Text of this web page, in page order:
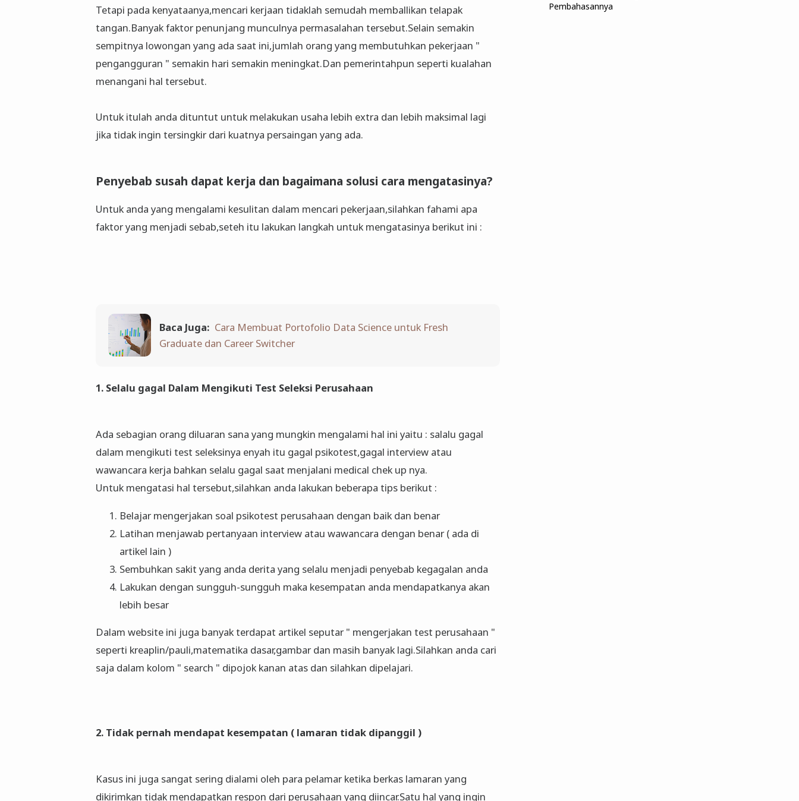
Tetapi pada kenyataanya,mencari kerjaan tidaklah semudah memballikan telapak
tangan.Banyak faktor penunjang munculnya permasalahan tersebut.Selain semakin
sempitnya lowongan yang ada saat ini,jumlah orang yang membutuhkan pekerjaan "
pengangguran " semakin hari semakin meningkat.Dan pemerintahpun seperti kualahan
menangani hal tersebut.
Untuk itulah anda dituntut untuk melakukan usaha lebih extra dan lebih maksimal lagi
jika tidak ingin tersingkir dari kuatnya persaingan yang ada.
Penyebab susah dapat kerja dan bagaimana solusi cara mengatasinya?
Untuk anda yang mengalami kesulitan dalam mencari pekerjaan,silahkan fahami apa
faktor yang menjadi sebab,seteh itu lakukan langkah untuk mengatasinya berikut ini :
Baca Juga: Cara Membuat Portofolio Data Science untuk Fresh
Graduate dan Career Switcher
1. Selalu gagal Dalam Mengikuti Test Seleksi Perusahaan
Ada sebagian orang diluaran sana yang mungkin mengalami hal ini yaitu : salalu gagal
dalam mengikuti test seleksinya enyah itu gagal psikotest,gagal interview atau
wawancara kerja bahkan selalu gagal saat menjalani medical chek up nya.
Untuk mengatasi hal tersebut,silahkan anda lakukan beberapa tips berikut :
Belajar mengerjakan soal psikotest perusahaan dengan baik dan benar
Latihan menjawab pertanyaan interview atau wawancara dengan benar ( ada di
artikel lain )
Sembuhkan sakit yang anda derita yang selalu menjadi penyebab kegagalan anda
Lakukan dengan sungguh-sungguh maka kesempatan anda mendapatkanya akan
lebih besar
Dalam website ini juga banyak terdapat artikel seputar " mengerjakan test perusahaan "
seperti kreaplin/pauli,matematika dasar,gambar dan masih banyak lagi.Silahkan anda cari
saja dalam kolom " search " dipojok kanan atas dan silahkan dipelajari.
2. Tidak pernah mendapat kesempatan ( lamaran tidak dipanggil )
Kasus ini juga sangat sering dialami oleh para pelamar ketika berkas lamaran yang
dikirimkan tidak mendapatkan respon dari perusahaan yang diincar.Satu hal yang ingin
Pembahasannya